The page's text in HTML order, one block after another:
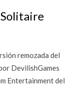
Solitaire
remozada del
DevilishGames
Entertainment del